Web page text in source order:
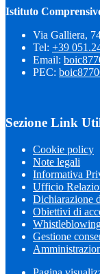
Istituto
Via Galliera,
Tel: +39
Email:
PEC:
Sezione Link
Cookie policy
Note legali
Informativa
Ufficio
Dichiarazione
Obiettivi di
Gestione